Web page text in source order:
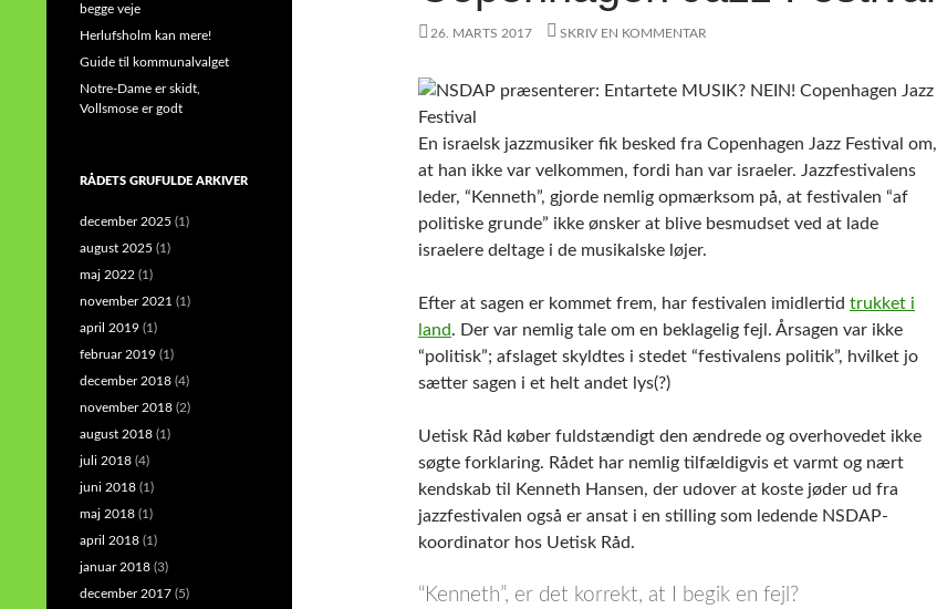
26. MARTS 2017 SKRIV EN KOMMENTAR
En israelsk jazzmusiker fik besked fra Copenhagen Jazz Festival om,
at han ikke var velkommen, fordi han var israeler. Jazzfestivalens
leder, “Kenneth”, gjorde nemlig opmærksom på, at festivalen “af
politiske grunde” ikke ønsker at blive besmudset ved at lade
israelere deltage i de musikalske løjer.
Efter at sagen er kommet frem, har festivalen imidlertid trukket i
land. Der var nemlig tale om en beklagelig fejl. Årsagen var ikke
“politisk”; afslaget skyldtes i stedet “festivalens politik”, hvilket jo
sætter sagen i et helt andet lys(?)
Uetisk Råd køber fuldstændigt den ændrede og overhovedet ikke
søgte forklaring. Rådet har nemlig tilfældigvis et varmt og nært
kendskab til Kenneth Hansen, der udover at koste jøder ud fra
jazzfestivalen også er ansat i en stilling som ledende NSDAP-
koordinator hos Uetisk Råd.
“Kenneth”, er det korrekt, at I begik en fejl?
begge veje
Herlufsholm kan mere!
Guide til kommunalvalget
Notre-Dame er skidt,
Vollsmose er godt
RÅDETS GRUFULDE ARKIVER
december 2025 (1)
august 2025 (1)
maj 2022 (1)
november 2021 (1)
april 2019 (1)
februar 2019 (1)
december 2018 (4)
november 2018 (2)
august 2018 (1)
juli 2018 (4)
juni 2018 (1)
maj 2018 (1)
april 2018 (1)
januar 2018 (3)
december 2017 (5)